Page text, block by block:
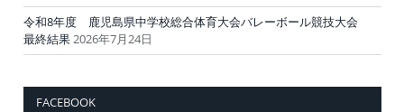
令和8年度 鹿児島県中学校総合体育大会バレーボール競技大会
最終結果2026年7月24日
FACEBOOK